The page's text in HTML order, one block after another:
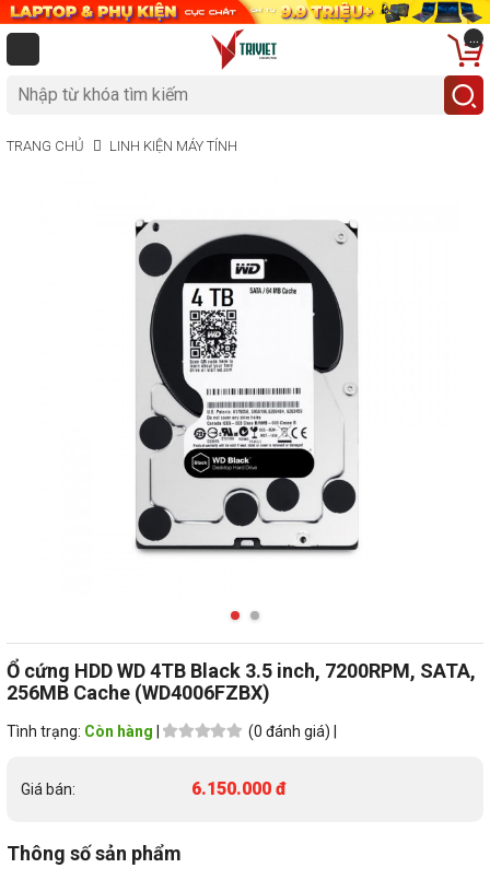
...
TRANG CHỦ LINH KIỆN MÁY TÍNH
Ổ cứng HDD WD 4TB Black 3.5 inch, 7200RPM, SATA,
256MB Cache (WD4006FZBX)
Tình trạng: Còn hàng (0 đánh giá) |
Giá bán: 6.150.000 đ
Thông số sản phẩm